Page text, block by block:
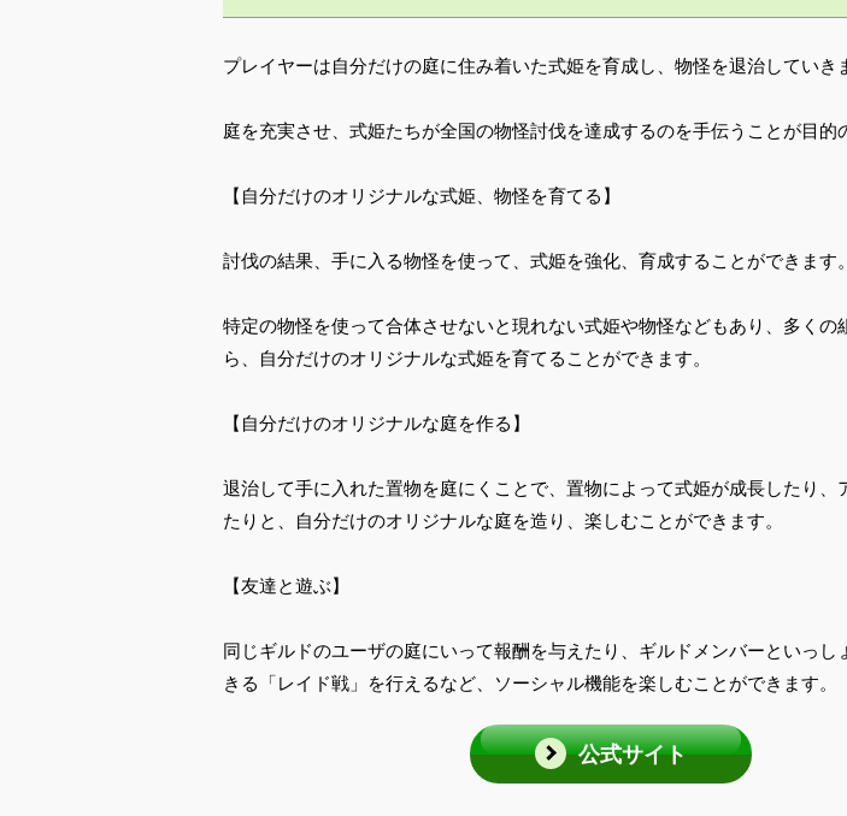
プレイヤーは自分だけの庭に住み着いた式姫を育成し、物怪を退治していき
庭を充実させ、式姫たちが全国の物怪討伐を達成するのを手伝うことが目的
【自分だけのオリジナルな式姫、物怪を育てる】
討伐の結果、手に入る物怪を使って、式姫を強化、育成することができます。
特定の物怪を使って合体させないと現れない式姫や物怪などもあり、多くの
ら、自分だけのオリジナルな式姫を育てることができます。
【自分だけのオリジナルな庭を作る】
退治して手に入れた置物を庭にくことで、置物によって式姫が成長したり、
たりと、自分だけのオリジナルな庭を造り、楽しむことができます。
【友達と遊ぶ】
同じギルドのユーザの庭にいって報酬を与えたり、ギルドメンバーといっし
きる「レイド戦」を行えるなど、ソーシャル機能を楽しむことができます。
公式サイト